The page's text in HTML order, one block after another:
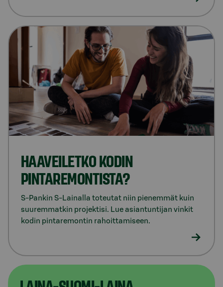
HAAVEILETKO KODIN
PINTAREMONTISTA?
S-Pankin S-Lainalla toteutat niin pienemmät kuin
suuremmatkin projektisi. Lue asiantuntijan vinkit
kodin pintaremontin rahoittamiseen.